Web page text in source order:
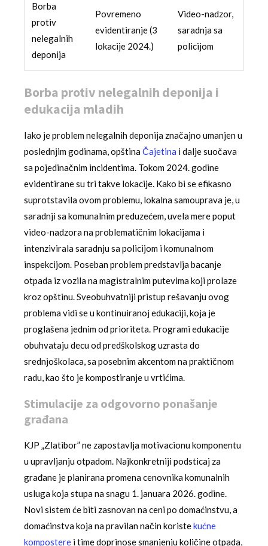
Borba
protiv
nelegalnih
deponija
Povremeno
evidentiranje (3
lokacije 2024.)
Video-nadzor,
saradnja sa
policijom
Borba protiv nelegalnih deponija i
edukacija mladih
Iako je problem nelegalnih deponija značajno umanjen u
poslednjim godinama, opštinaČajetina i dalje suočava
sa pojedinačnim incidentima. Tokom 2024. godine
evidentirane su tri takve lokacije. Kako bi se efikasno
suprotstavila ovom problemu, lokalna samouprava je, u
saradnji sa komunalnim preduzećem, uvela mere poput
video-nadzora na problematičnim lokacijama i
intenzivirala saradnju sa policijom i komunalnom
inspekcijom. Poseban problem predstavlja bacanje
otpada iz vozila na magistralnim putevima koji prolaze
kroz opštinu. Sveobuhvatniji pristup rešavanju ovog
problema vidi se u kontinuiranoj edukaciji, koja je
proglašena jednim od prioriteta. Programi edukacije
obuhvataju decu od predškolskog uzrasta do
srednjoškolaca, sa posebnim akcentom na praktičnom
radu, kao što je kompostiranje u vrtićima.
Stimulacije za odgovorno ponašanje
građana
KJP „Zlatibor” ne zapostavlja motivacionu komponentu
u upravljanju otpadom. Najkonkretniji podsticaj za
građane je planirana promena cenovnika komunalnih
usluga koja stupa na snagu 1. januara 2026. godine.
Novi sistem će biti zasnovan na ceni po domaćinstvu, a
domaćinstva koja na pravilan način koristekućne
kompostere i time doprinose smanjenju količine otpada,